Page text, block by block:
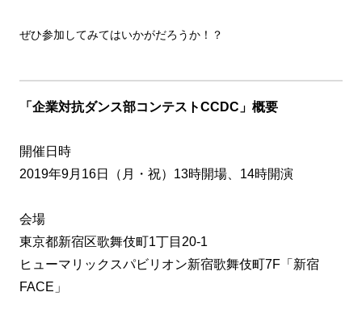
ぜひ参加してみてはいかがだろうか！？
「企業対抗ダンス部コンテストCCDC」概要
開催日時
2019年9月16日（月・祝）13時開場、14時開演
会場
東京都新宿区歌舞伎町1丁目20-1
ヒューマリックスパビリオン新宿歌舞伎町7F「新宿
FACE」